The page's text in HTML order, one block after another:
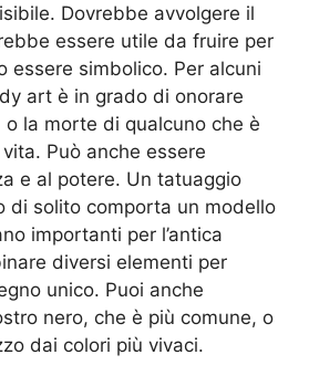
Dovrebbe avvolgere il
essere utile da fruire per
essere simbolico. Per alcuni
art è in grado di onorare
o la morte di qualcuno che è
Può anche essere
e al potere. Un tatuaggio
di solito comporta un modello
importanti per l’antica
diversi elementi per
unico. Puoi anche
nero, che è più comune, o
dai colori più vivaci.